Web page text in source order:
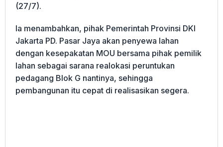
(27/7).
Ia menambahkan, pihak Pemerintah Provinsi DKI
Jakarta PD. Pasar Jaya akan penyewa lahan
dengan kesepakatan MOU bersama pihak pemilik
lahan sebagai sarana realokasi peruntukan
pedagang Blok G nantinya, ‌sehingga
pembangunan itu cepat di realisasikan segera.